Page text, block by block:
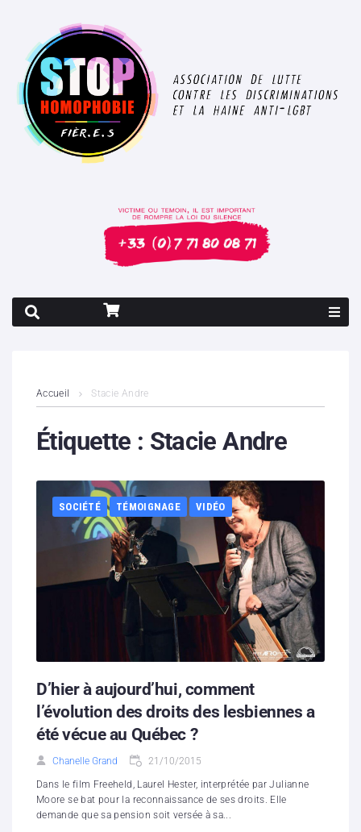
Contenus litigieux
Boutique
Contacts
Hébergement solidaire
Accueil Stacie Andre
Étiquette : Stacie Andre
SOCIÉTÉ TÉMOIGNAGE VIDÉO
D’hier à aujourd’hui, comment
l’évolution des droits des lesbiennes a
été vécue au Québec ?
Chanelle Grand 21/10/2015
Dans le film Freeheld, Laurel Hester, interprétée par Julianne
Moore se bat pour la reconnaissance de ses droits. Elle
demande que sa pension soit versée à sa...